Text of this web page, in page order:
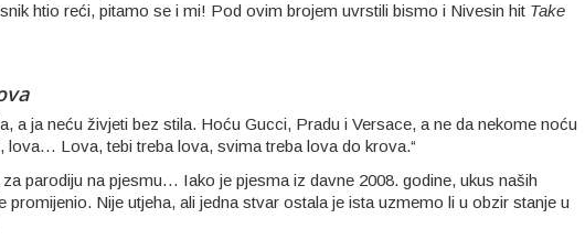
htio reći, pitamo se i mi! Pod ovim brojem uvrstili bismo i Nivesin hit Take
a ja neću živjeti bez stila. Hoću Gucci, Pradu i Versace, a ne da nekome noću
lova… Lova, tebi treba lova, svima treba lova do krova.“
parodiju na pjesmu… Iako je pjesma iz davne 2008. godine, ukus naših
promijenio. Nije utjeha, ali jedna stvar ostala je ista uzmemo li u obzir stanje u